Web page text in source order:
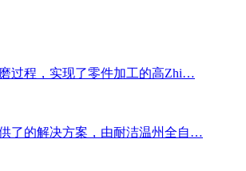
过程，实现了零件加工的高Zhi…
了的解决方案，由耐洁温州全自…